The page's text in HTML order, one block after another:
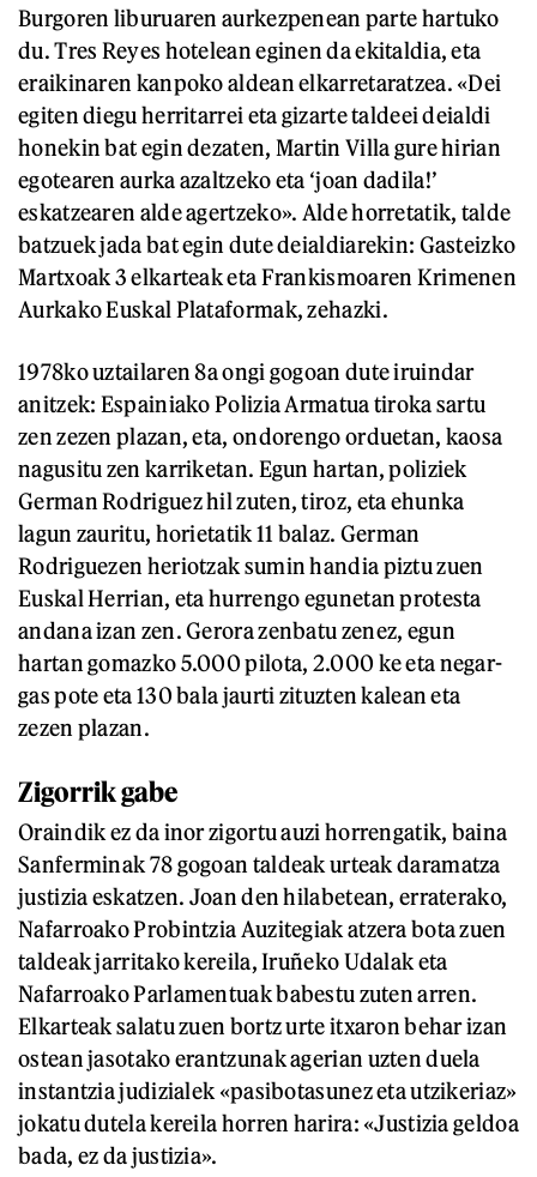
Burgoren liburuaren aurkezpenean parte hartuko
du. Tres Reyes hotelean eginen da ekitaldia, eta
eraikinaren kanpoko aldean elkarretaratzea. «Dei
egiten diegu herritarrei eta gizarte taldeei deialdi
honekin bat egin dezaten, Martin Villa gure hirian
egotearen aurka azaltzeko eta ‘joan dadila!’
eskatzearen alde agertzeko». Alde horretatik, talde
batzuek jada bat egin dute deialdiarekin: Gasteizko
Martxoak 3 elkarteak eta Frankismoaren Krimenen
Aurkako Euskal Plataformak, zehazki.
1978ko uztailaren 8a ongi gogoan dute iruindar
anitzek: Espainiako Polizia Armatua tiroka sartu
zen zezen plazan, eta, ondorengo orduetan, kaosa
nagusitu zen karriketan. Egun hartan, poliziek
German Rodriguez hil zuten, tiroz, eta ehunka
lagun zauritu, horietatik 11 balaz. German
Rodriguezen heriotzak sumin handia piztu zuen
Euskal Herrian, eta hurrengo egunetan protesta
andana izan zen. Gerora zenbatu zenez, egun
hartan gomazko 5.000 pilota, 2.000 ke eta negar-
gas pote eta 130 bala jaurti zituzten kalean eta
zezen plazan.
Zigorrik gabe
Oraindik ez da inor zigortu auzi horrengatik, baina
Sanferminak 78 gogoan taldeak urteak daramatza
justizia eskatzen. Joan den hilabetean, erraterako,
Nafarroako Probintzia Auzitegiak atzera bota zuen
taldeak jarritako kereila, Iruñeko Udalak eta
Nafarroako Parlamentuak babestu zuten arren.
Elkarteak salatu zuen bortz urte itxaron behar izan
ostean jasotako erantzunak agerian uzten duela
instantzia judizialek «pasibotasunez eta utzikeriaz»
jokatu dutela kereila horren harira: «Justizia geldoa
bada, ez da justizia».